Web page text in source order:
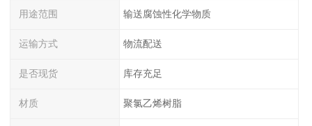
用途范围 输送腐蚀性化学物质
运输方式 物流配送
是否现货 库存充足
材质 聚氯乙烯树脂